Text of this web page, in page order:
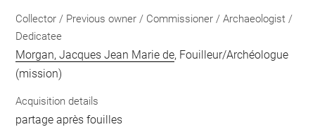
Collector / Previous owner / Commissioner / Archaeologist /
Dedicatee
Morgan, Jacques Jean Marie de, Fouilleur/Archéologue
(mission)
Acquisition details
partage après fouilles